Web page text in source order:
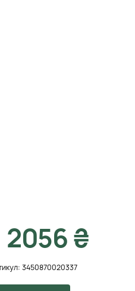
2056 ₴
3450870020337